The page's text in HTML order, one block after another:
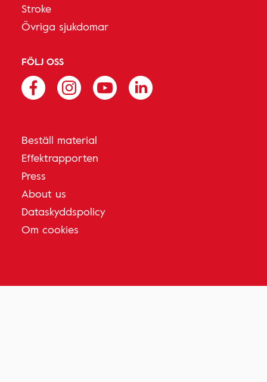
Stroke
Övriga sjukdomar
FÖLJ OSS
Beställ material
Effektrapporten
Press
About us
Dataskyddspolicy
Om cookies